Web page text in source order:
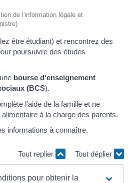
de l'information légale et
être étudiant) et rencontrez des
poursuivre des études
bourse d'enseignement
(BCS).
l'aide de la famille et ne
alimentaire à la charge des parents.
informations à connaître.
Tout replier Tout déplier
pour obtenir la